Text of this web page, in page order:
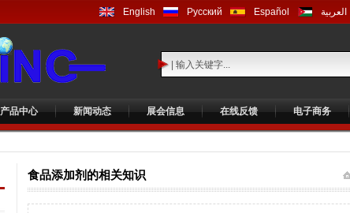
العربية Español
Русский
English
产品中心 新闻动态 展会信息 在线反馈 电子商务
食品添加剂的相关知识